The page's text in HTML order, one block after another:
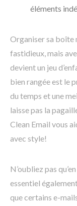
éléments
Organiser sa boîte
fastidieux, mais
devient un jeu
bien rangée est le
du temps et une
laisse pas la
Clean Email vous
avec style!
N’oubliez pas
essentiel
que certains e-